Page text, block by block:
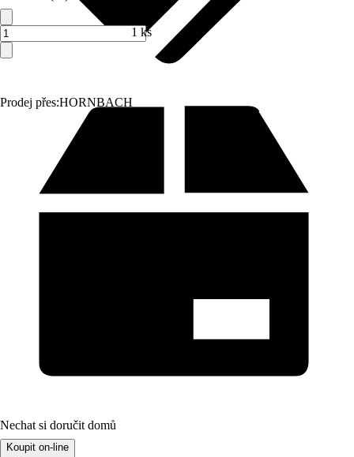
Prodej přes:HORNBACH
1 ks
Nechat si doručit domů
Koupit on-line